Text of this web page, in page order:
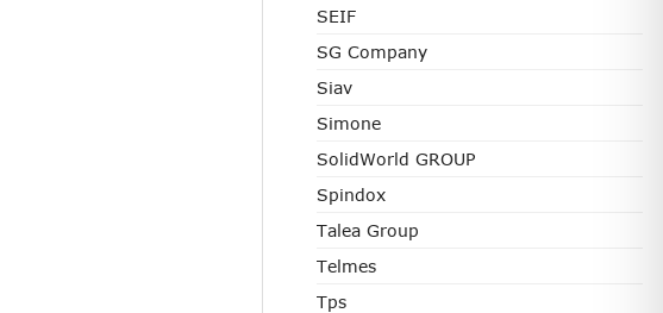
SEIF
SG Company
Siav
Simone
SolidWorld GROUP
Spindox
Talea Group
Telmes
Tps